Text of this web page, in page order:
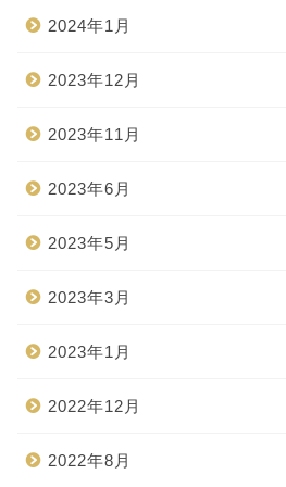
2024年1月
2023年12月
2023年11月
2023年6月
2023年5月
2023年3月
2023年1月
2022年12月
2022年8月